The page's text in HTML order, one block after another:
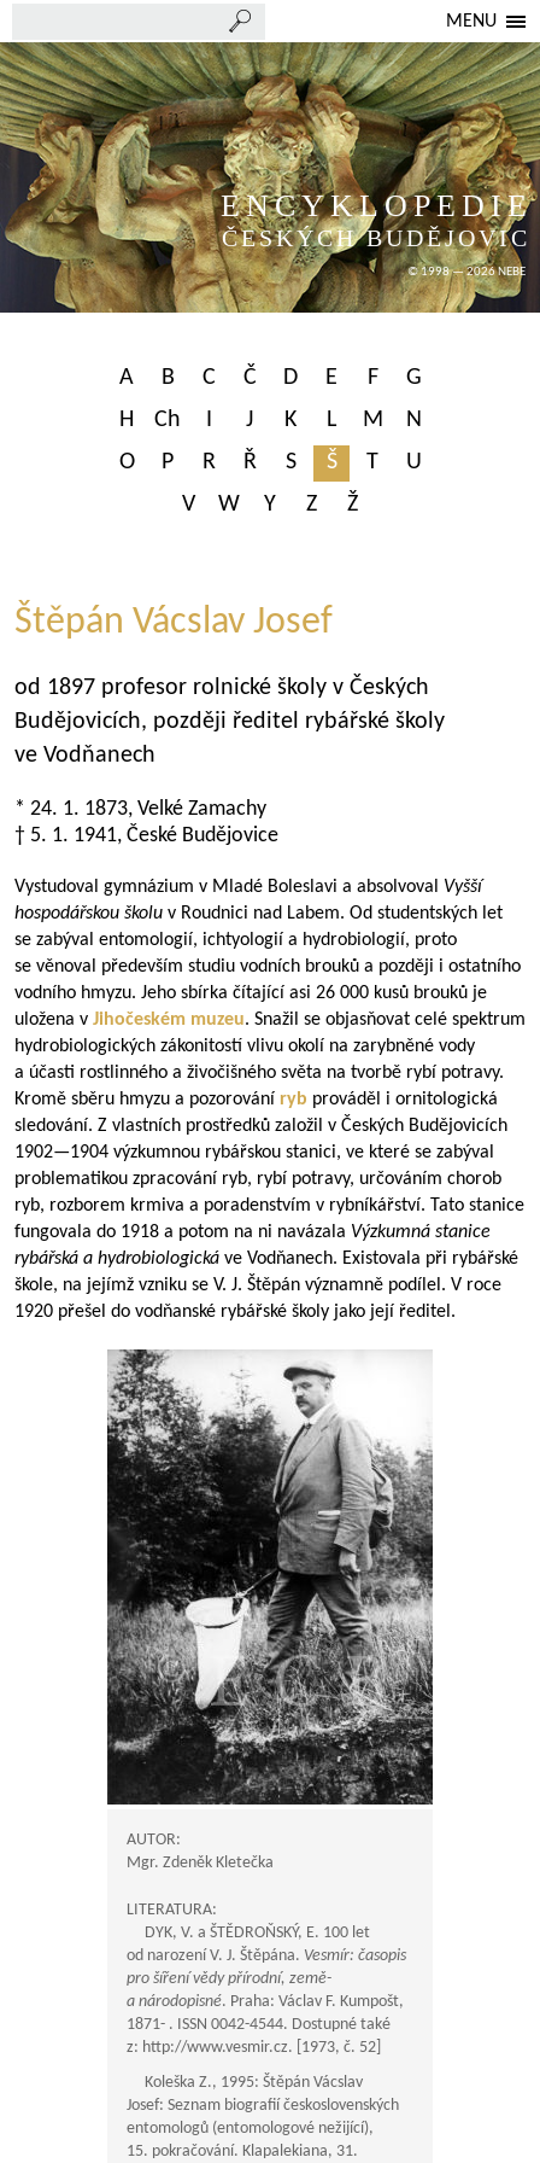
MENU
ENCYKLOPEDIE
ČESKÝCH BUDĚJOVIC
© 1998 — 2026 NEBE
A B C Č D E F
G
H
Ch I J K L M
N
O
P R Ř S Š T
U
V
W Y Z Ž
Štěpán Vácslav Josef
od 1897 profesor rolnické školy v Českých
Budějovicích, později ředitel rybářské školy
ve Vodňanech
* 24. 1. 1873, Velké Zamachy
† 5. 1. 1941, České Budějovice
Vystudoval gymnázium v Mladé Boleslavi a absolvoval Vyšší
hospodářskou školu v Roudnici nad Labem. Od studentských let
se zabýval entomologií, ichtyologií a hydrobiologií, proto
se věnoval především studiu vodních brouků a později i ostatního
vodního hmyzu. Jeho sbírka čítající asi 26 000 kusů brouků je
uložena v Jihočeském muzeu. Snažil se objasňovat celé spektrum
hydrobiologických zákonitostí vlivu okolí na zarybněné vody
a účasti rostlinného a živočišného světa na tvorbě rybí potravy.
Kromě sběru hmyzu a pozorování ryb prováděl i ornitologická
sledování. Z vlastních prostředků založil v Českých Budějovicích
1902—1904 výzkumnou rybářskou stanici, ve které se zabýval
problematikou zpracování ryb, rybí potravy, určováním chorob
ryb, rozborem krmiva a poradenstvím v rybníkářství. Tato stanice
fungovala do 1918 a potom na ni navázala Výzkumná stanice
rybářská a hydrobiologická ve Vodňanech. Existovala při rybářské
škole, na jejímž vzniku se V. J. Štěpán významně podílel. V roce
1920 přešel do vodňanské rybářské školy jako její ředitel.
AUTOR:
Mgr. Zdeněk Kletečka
LITERATURA:
DYK, V. a ŠTĚDROŇSKÝ, E. 100 let
od narození V. J. Štěpána. Vesmír: časopis
pro šíření vědy přírodní, země-
a národopisné. Praha: Václav F. Kumpošt,
1871- . ISSN 0042-4544. Dostupné také
z: http://www.vesmir.cz. [1973, č. 52]
Koleška Z., 1995: Štěpán Vácslav
Josef: Seznam biografií československých
entomologů (entomologové nežijící),
15. pokračování. Klapalekiana, 31.